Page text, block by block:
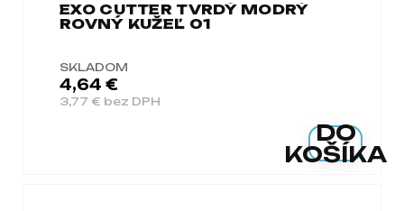
EXO CUTTER TVRDÝ MODRÝ
ROVNÝ KUŽEĽ 01
SKLADOM
3,77 € bez DPH
4,64 €
DO
KOŠÍKA